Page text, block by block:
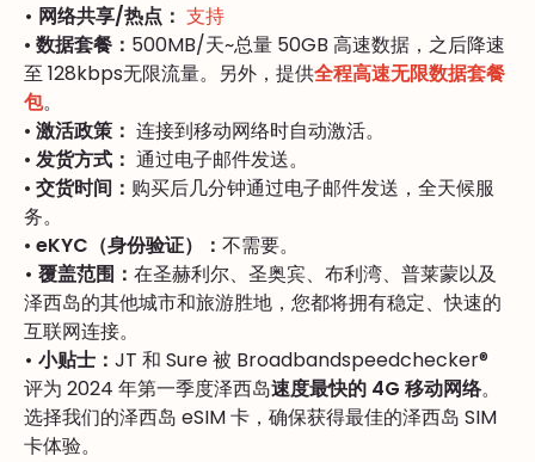
• 网络共享/热点： 支持
• 数据套餐： 500MB/天~总量 50GB 高速数据，之后降速
至 128kbps无限流量。另外，提供全程高速无限数据套餐
包。
• 激活政策： 连接到移动网络时自动激活。
• 发货方式： 通过电子邮件发送。
• 交货时间： 购买后几分钟通过电子邮件发送，全天候服
务。
• eKYC（身份验证）： 不需要。
• 覆盖范围： 在圣赫利尔、圣奥宾、布利湾、普莱蒙以及
泽西岛的其他城市和旅游胜地，您都将拥有稳定、快速的
互联网连接。
• 小贴士： JT 和 Sure 被 Broadbandspeedchecker®
评为 2024 年第一季度泽西岛速度最快的 4G 移动网络。
选择我们的泽西岛 eSIM 卡，确保获得最佳的泽西岛 SIM
卡体验。